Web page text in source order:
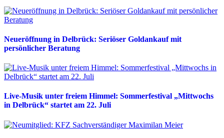
Neueröffnung in Delbrück: Seriöser Goldankauf mit
persönlicher Beratung
Live-Musik unter freiem Himmel: Sommerfestival „Mittwochs
in Delbrück“ startet am 22. Juli